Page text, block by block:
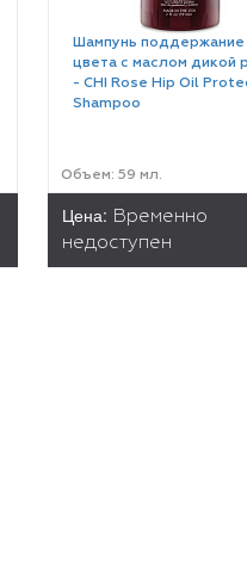
Шампунь поддержание
цвета с маслом дикой
- CHI Rose Hip Oil
Shampoo
Объем: 59 мл.
Цена: Временно
недоступен